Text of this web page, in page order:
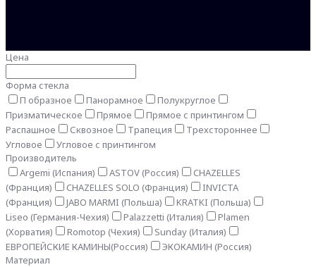
Цена
Форма стекла
П образное
Панорамное
Полукруглое
Призматическое
Прямое
Прямое с принтингом
Распашное
Сквозное Трапеция
Трехстороннее
Угловое
Угловое с принтингом
Производитель
Argemi (Испания)
ASTOV (Россия)
CHAZELLES
(Франция)
CHAZELLES SOLO (Франция)
INVICTA
(Франция)
JABO MARMI (Польша)
KRATKI (Польша)
Liseo (Германия-Чехия)
Palazzetti (Италия)
Plamen
(Хорватия)
Romotop (Чехия)
Sunday (Италия)
ЕВРОПЕЙСКИЕ КАМИНЫ(Россия)
ЭКОКАМИН (Россия)
Материал